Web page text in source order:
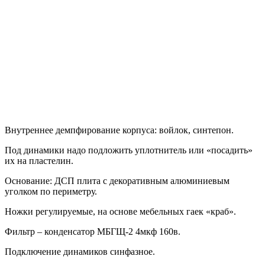
Внутреннее демпфирование корпуса: войлок, синтепон.
Под динамики надо подложить уплотнитель или «посадить»
их на пластелин.
Основание: ДСП плита с декоративным алюминиевым
уголком по периметру.
Ножки регулируемые, на основе мебельных гаек «краб».
Фильтр – конденсатор МБГЩ-2 4мкф 160в.
Подключение динамиков синфазное.